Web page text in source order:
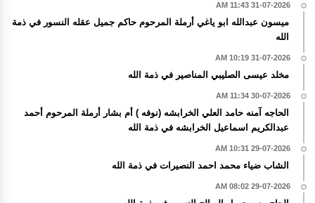
31-07-2026 11:43 AM
ميسون عبدالله ابو ياغي أرملة المرحوم حاكم جميل عقله النسور في ذمة
الله
31-07-2026 10:19 AM
مخلد عيسى الصليبي المناصير في ذمة الله
30-07-2026 11:34 AM
الحاجه آمنه حامد العلي الخرابشه (نوفه ) أم بشار أرملة المرحوم أحمد
عبدالكريم اسماعيل الخرابشه في ذمة الله
29-07-2026 10:31 AM
الشاب ضياء محمد احمد النصيرات في ذمة الله
29-07-2026 08:02 AM